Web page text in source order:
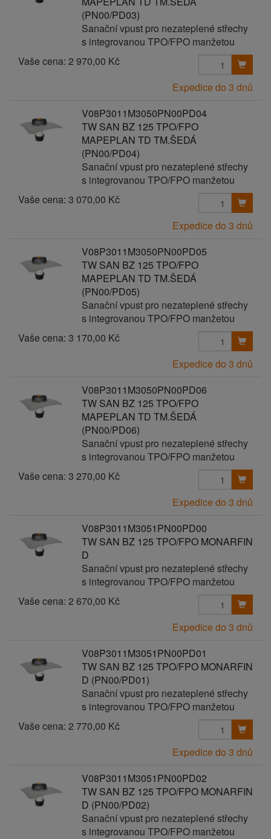
(PN00/PD03)
Sanační vpust pro nezateplené střechy
s integrovanou TPO/FPO manžetou
Vaše cena: 2 970,00 Kč
Expedice do 3 dnů
V08P3011M3050PN00PD04
TW SAN BZ 125 TPO/FPO
MAPEPLAN TD TM.ŠEDÁ
(PN00/PD04)
Sanační vpust pro nezateplené střechy
s integrovanou TPO/FPO manžetou
Vaše cena: 3 070,00 Kč
Expedice do 3 dnů
V08P3011M3050PN00PD05
TW SAN BZ 125 TPO/FPO
MAPEPLAN TD TM.ŠEDÁ
(PN00/PD05)
Sanační vpust pro nezateplené střechy
s integrovanou TPO/FPO manžetou
Vaše cena: 3 170,00 Kč
Expedice do 3 dnů
V08P3011M3050PN00PD06
TW SAN BZ 125 TPO/FPO
MAPEPLAN TD TM.ŠEDÁ
(PN00/PD06)
Sanační vpust pro nezateplené střechy
s integrovanou TPO/FPO manžetou
Vaše cena: 3 270,00 Kč
Expedice do 3 dnů
V08P3011M3051PN00PD00
TW SAN BZ 125 TPO/FPO MONARFIN
D
Sanační vpust pro nezateplené střechy
s integrovanou TPO/FPO manžetou
Vaše cena: 2 670,00 Kč
Expedice do 3 dnů
V08P3011M3051PN00PD01
TW SAN BZ 125 TPO/FPO MONARFIN
D (PN00/PD01)
Sanační vpust pro nezateplené střechy
s integrovanou TPO/FPO manžetou
Vaše cena: 2 770,00 Kč
Expedice do 3 dnů
V08P3011M3051PN00PD02
TW SAN BZ 125 TPO/FPO MONARFIN
D (PN00/PD02)
Sanační vpust pro nezateplené střechy
s integrovanou TPO/FPO manžetou